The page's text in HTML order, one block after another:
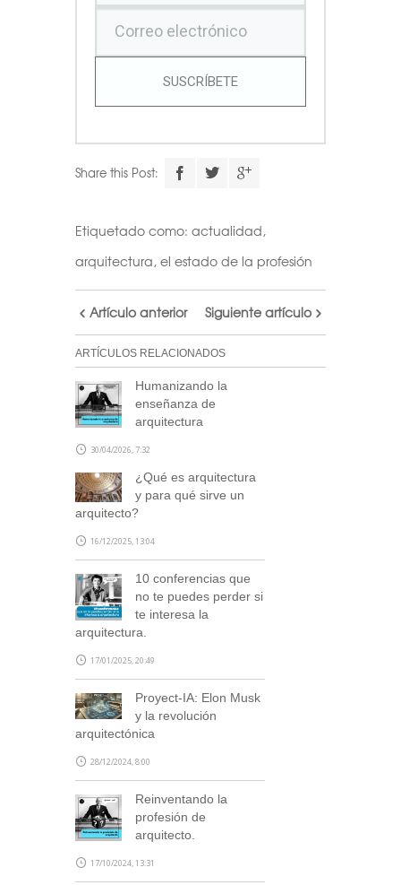
SUSCRÍBETE
Share this Post:
Etiquetado como: actualidad,
arquitectura, el estado de la profesión
Artículo anterior Siguiente artículo
ARTÍCULOS RELACIONADOS
Humanizando la
enseñanza de
arquitectura
30/04/2026, 7:32
¿Qué es arquitectura
y para qué sirve un
arquitecto?
16/12/2025, 13:04
10 conferencias que
no te puedes perder si
te interesa la
arquitectura.
17/01/2025, 20:49
Proyect-IA: Elon Musk
y la revolución
arquitectónica
28/12/2024, 8:00
Reinventando la
profesión de
arquitecto.
17/10/2024, 13:31